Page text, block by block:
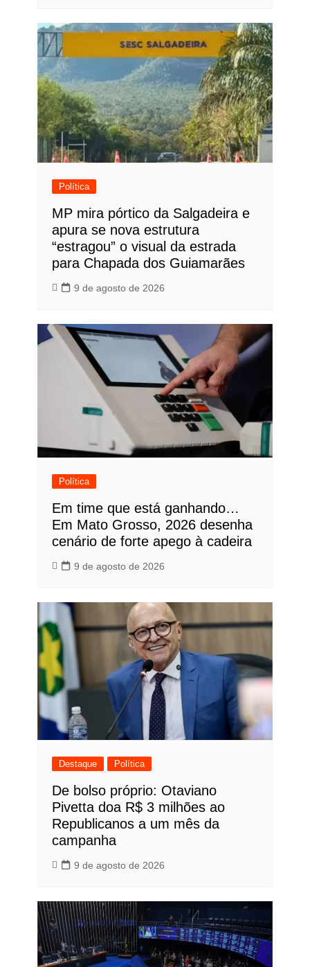
Política
MP mira pórtico da Salgadeira e
apura se nova estrutura
“estragou” o visual da estrada
para Chapada dos Guiamarães
9 de agosto de 2026
Política
Em time que está ganhando…
Em Mato Grosso, 2026 desenha
cenário de forte apego à cadeira
9 de agosto de 2026
Destaque Política
De bolso próprio: Otaviano
Pivetta doa R$ 3 milhões ao
Republicanos a um mês da
campanha
9 de agosto de 2026